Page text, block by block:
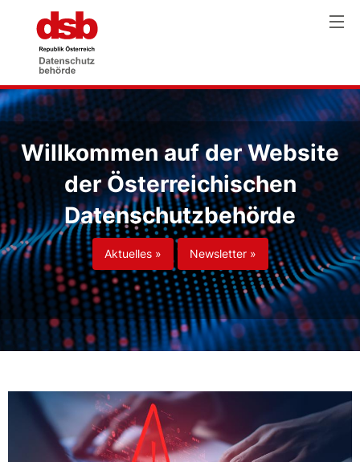
Willkommen auf der Website
der Österreichischen
Datenschutzbehörde
Aktuelles » Newsletter »